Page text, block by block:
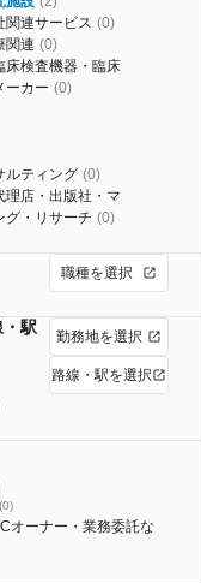
関連サービス (0)
関連 (0)
床検査機器・臨床
ーカー (0)
ルティング (0)
理店・出版社・マ
グ・リサーチ (0)
職種を選択
駅 勤務地を選択
路線・駅を選択
(0)
オーナー・業務委託な